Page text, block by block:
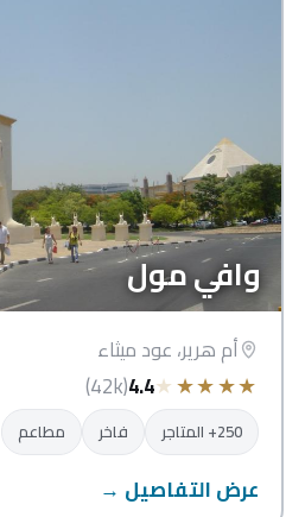
وافي مول
أم هرير، عود ميثاء
★
★
★
★
★
4.4
(42k)
250+ المتاجر فاخر مطاعم
عرض التفاصيل →